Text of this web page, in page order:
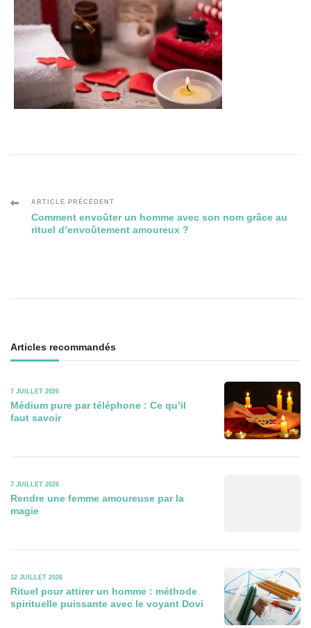
Navigation
des
ARTICLE PRÉCÉDENT
Comment envoûter un homme avec son nom grâce au
rituel d’envoûtement amoureux ?
Articles recommandés
7 JUILLET 2026
Médium pure par téléphone : Ce qu’il
faut savoir
7 JUILLET 2026
Rendre une femme amoureuse par la
magie
12 JUILLET 2026
Rituel pour attirer un homme : méthode
spirituelle puissante avec le voyant Dovi